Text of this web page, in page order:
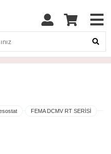
FEMA DCMV RT SERİSİ